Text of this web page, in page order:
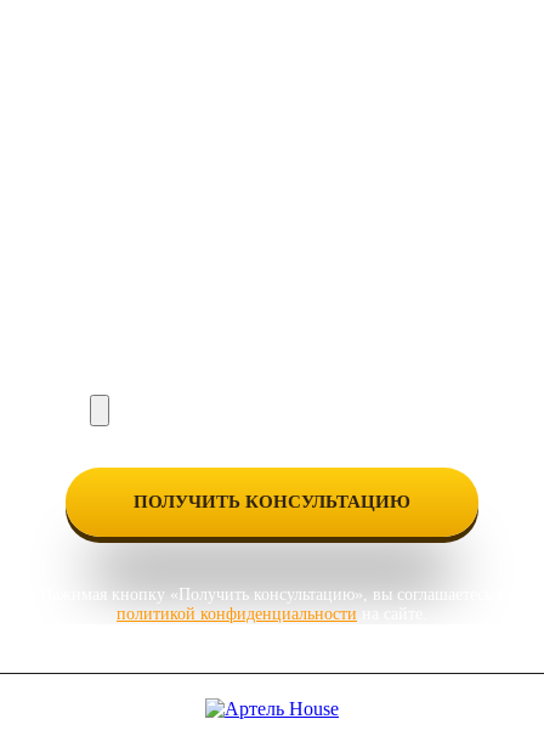
Нажимая кнопку «Получить консультацию», вы соглашаетесь с
политикой конфиденциальности на сайте.